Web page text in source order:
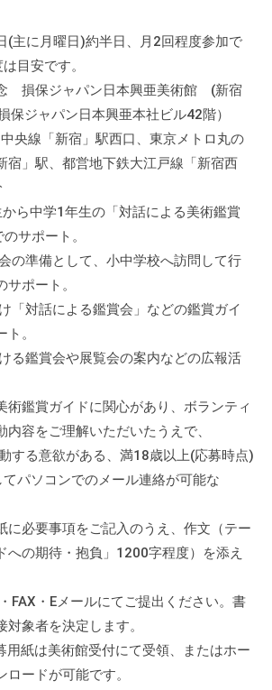
(主に月曜日)約半日、月2回程度参加で
目安です。
損保ジャパン日本興亜美術館 (新宿
ジャパン日本興亜本社ビル42階）
「新宿」駅西口、東京メトロ丸の
宿」駅、都営地下鉄大江戸線「新宿西
ら中学1年生の「対話による美術鑑賞
サポート。
備として、小中学校へ訪問して行
ポート。
話による鑑賞会」などの鑑賞ガイ
。
賞会や展覧会の案内などの広報活
術鑑賞ガイドに関心があり、ボランティ
内容をご理解いただいたうえで、
意欲がある、満18歳以上(応募時点)
パソコンでのメール連絡が可能な
に必要事項をご記入のうえ、作文（テー
への期待・抱負」1200字程度）を添え
メールにてご提出ください。書
象者を決定します。
術館受付にて受領、またはホー
ードが可能です。